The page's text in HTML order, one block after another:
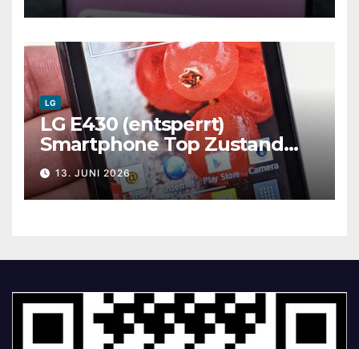
LG
LG E430 (entsperrt)
Smartphone Top Zustand
Kostenloser Versand und
Ladegerät
13. JUNI 2026